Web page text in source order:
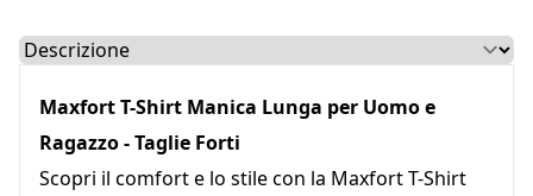
Select a tab
Maxfort T-Shirt Manica Lunga per Uomo e
Ragazzo - Taglie Forti
Scopri il comfort e lo stile con la Maxfort T-Shirt